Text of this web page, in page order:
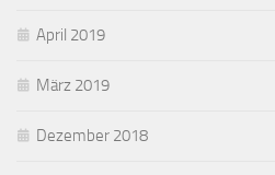
April 2019
März 2019
Dezember 2018